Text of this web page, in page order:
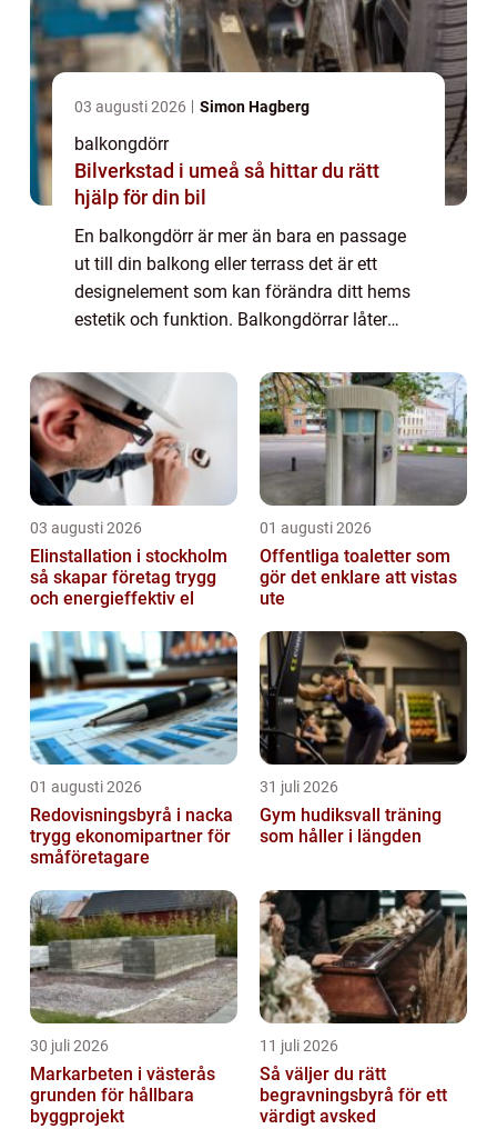
03 augusti 2026 Simon Hagberg
balkongdörr
Bilverkstad i umeå så hittar du rätt
hjälp för din bil
En balkongdörr är mer än bara en passage
ut till din balkong eller terrass det är ett
designelement som kan förändra ditt hems
estetik och funktion. Balkongdörrar låter
03 augusti 2026
Elinstallation i stockholm
så skapar företag trygg
och energieffektiv el
01 augusti 2026
Offentliga toaletter som
gör det enklare att vistas
ute
01 augusti 2026
Redovisningsbyrå i nacka
trygg ekonomipartner för
småföretagare
31 juli 2026
Gym hudiksvall träning
som håller i längden
30 juli 2026
Markarbeten i västerås
grunden för hållbara
byggprojekt
11 juli 2026
Så väljer du rätt
begravningsbyrå för ett
värdigt avsked